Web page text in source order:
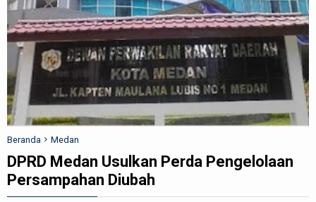
Beranda Medan
DPRD Medan Usulkan Perda Pengelolaan
Persampahan Diubah
BISNIS
EDUKASI
ADVETORIAL
REDAKSI